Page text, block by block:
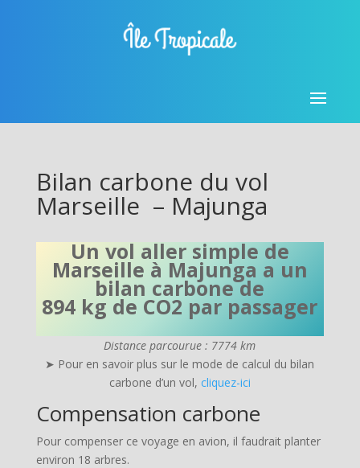
Bilan carbone du vol
Marseille – Majunga
Un vol aller simple de
Marseille à Majunga a un
bilan carbone de
894 kg de CO2 par passager
Distance parcourue : 7774 km
➤ Pour en savoir plus sur le mode de calcul du bilan
carbone d’un vol, cliquez-ici
Compensation carbone
Pour compenser ce voyage en avion, il faudrait planter
environ 18 arbres.